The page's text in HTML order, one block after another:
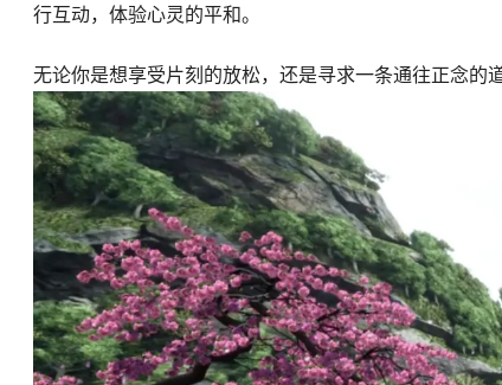
行互动，体验心灵的平和。
无论你是想享受片刻的放松，还是寻求一条通往正念的